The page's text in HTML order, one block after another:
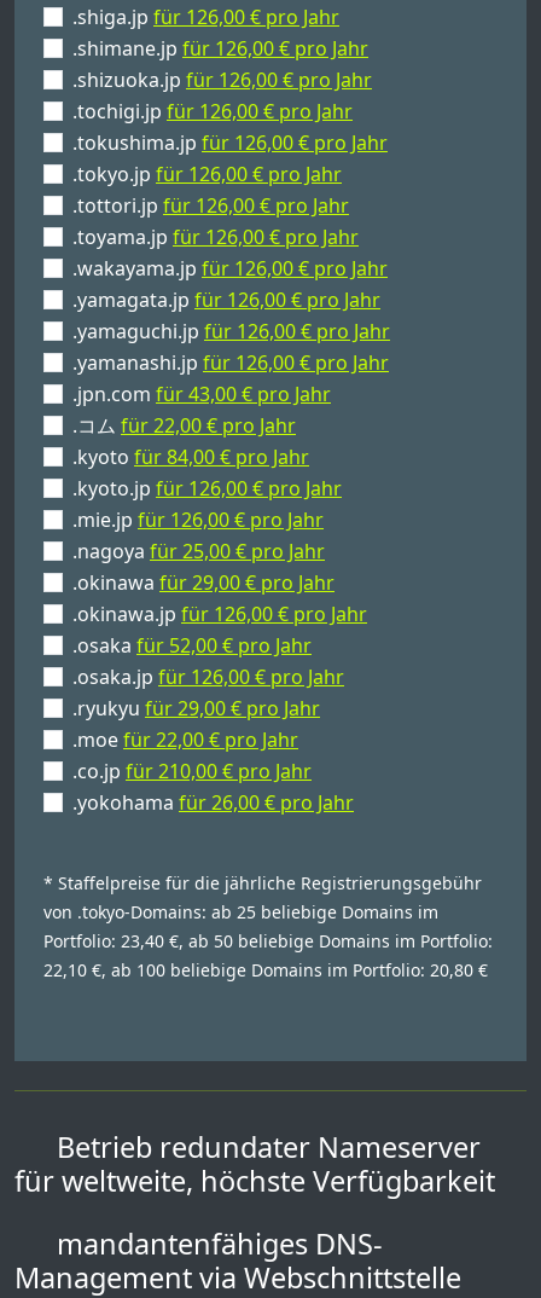
.shiga.jp für 126,00 € pro Jahr
.shimane.jp für 126,00 € pro Jahr
.shizuoka.jp für 126,00 € pro Jahr
.tochigi.jp für 126,00 € pro Jahr
.tokushima.jp für 126,00 € pro Jahr
.tokyo.jp für 126,00 € pro Jahr
.tottori.jp für 126,00 € pro Jahr
.toyama.jp für 126,00 € pro Jahr
.wakayama.jp für 126,00 € pro Jahr
.yamagata.jp für 126,00 € pro Jahr
.yamaguchi.jp für 126,00 € pro Jahr
.yamanashi.jp für 126,00 € pro Jahr
.jpn.com für 43,00 € pro Jahr
.コム für 22,00 € pro Jahr
.kyoto für 84,00 € pro Jahr
.kyoto.jp für 126,00 € pro Jahr
.mie.jp für 126,00 € pro Jahr
.nagoya für 25,00 € pro Jahr
.okinawa für 29,00 € pro Jahr
.okinawa.jp für 126,00 € pro Jahr
.osaka für 52,00 € pro Jahr
.osaka.jp für 126,00 € pro Jahr
.ryukyu für 29,00 € pro Jahr
.moefür 22,00 € pro Jahr
.co.jp für 210,00 € pro Jahr
.yokohama für 26,00 € pro Jahr
* Staffelpreise für die jährliche Registrierungsgebühr
von .tokyo-Domains: ab 25 beliebige Domains im
Portfolio: 23,40 €, ab 50 beliebige Domains im Portfolio:
22,10 €, ab 100 beliebige Domains im Portfolio: 20,80 €
Betrieb redundater Nameserver
für weltweite, höchste Verfügbarkeit
mandantenfähiges DNS-
Management via Webschnittstelle